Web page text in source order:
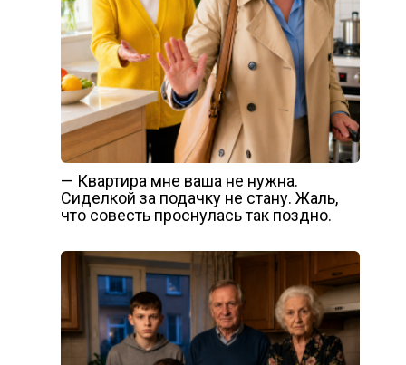
— Квартира мне ваша не нужна.
Сиделкой за подачку не стану. Жаль,
что совесть проснулась так поздно.